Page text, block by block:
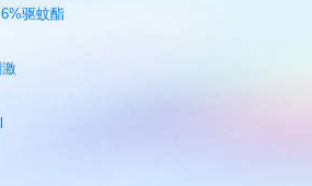
6%驱蚊酯